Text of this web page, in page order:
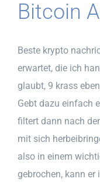
Bitcoin
Beste krypto
erwartet, die ich
glaubt, 9 krass
Gebt dazu einfach
filtert dann nach
mit sich
also in einem
gebrochen, kann er